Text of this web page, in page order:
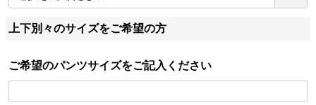
須)
上下別々のサイズをご希望の方
ご希望のパンツサイズをご記入ください